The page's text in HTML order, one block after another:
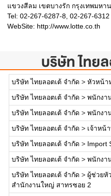
แขวงสีลม เขตบางรัก กรุงเทพมหา
Tel: 02-267-6287-8, 02-267-
WebSite: http://www.lotte.co.th
บริษัท ไทย
บริษัท ไทยลอตเต้ จำกัด > หัวหน้า
บริษัท ไทยลอตเต้ จำกัด > พนักงา
บริษัท ไทยลอตเต้ จำกัด > พนักงา
บริษัท ไทยลอตเต้ จำกัด > เจ้าหน้
บริษัท ไทยลอตเต้ จำกัด > Import
บริษัท ไทยลอตเต้ จำกัด > พนักงา
บริษัท ไทยลอตเต้ จำกัด > ผู้ช่วยหั
สำนักงานใหญ่ สาทรซอย 2